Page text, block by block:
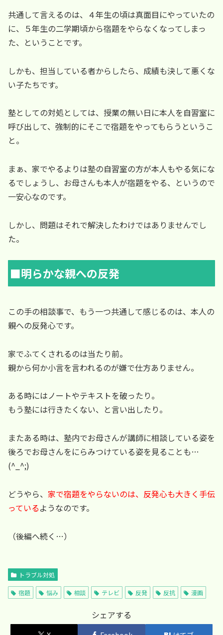
共通して言えるのは、４年生の頃は真面目にやっていたの
に、５年生の二学期頃から宿題をやらなくなってしまっ
た、ということです。
しかも、担当している者からしたら、成績も決して悪くな
い子たちです。
塾としての対処としては、授業の無い日に本人を自習室に
呼び出して、強制的にそこで宿題をやってもらうというこ
と。
まぁ、家でやるよりは塾の自習室の方が本人もやる気にな
るでしょうし、お母さんも本人が宿題をやる、というので
一安心なのです。
しかし、問題はそれで解決したわけではありませんでし
た。
■明らかな親への反発
この手の相談事で、もう一つ共通して感じるのは、本人の
親への反発心です。
家でふてくされるのは当たり前。
親から何か小言を言われるのが嫌で仕方ありません。
ある時にはノートやテキストを破ったり。
もう塾には行きたくない、と言い出したり。
またある時は、塾内でお母さんが講師に相談している姿を
後ろでお母さんをにらみつけている姿を見ることも…
(^_^;)
どうやら、 家で宿題をやらないのは、反発心も大きく手伝
っているようなのです。
（後編へ続く…）
トラブル対処
宿題 悩み 相談 テレビ 反発 反抗 漫画
シェアする